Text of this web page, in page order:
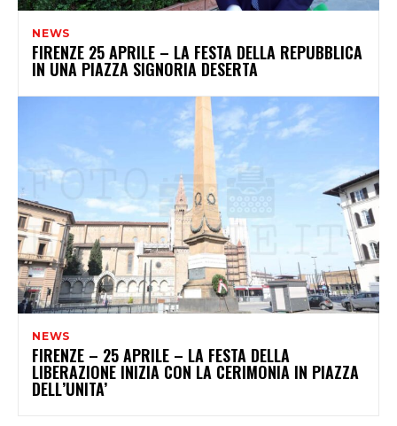
NEWS
FIRENZE 25 APRILE – LA FESTA DELLA REPUBBLICA
IN UNA PIAZZA SIGNORIA DESERTA
NEWS
FIRENZE – 25 APRILE – LA FESTA DELLA
LIBERAZIONE INIZIA CON LA CERIMONIA IN PIAZZA
DELL’UNITA’